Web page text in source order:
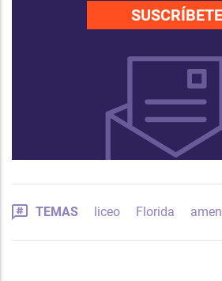
SUSCRÍBETE
TEMAS liceo Florida